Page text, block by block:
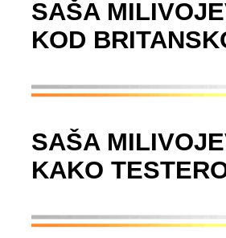
SAŠA
KOD
SAŠA
KAKO